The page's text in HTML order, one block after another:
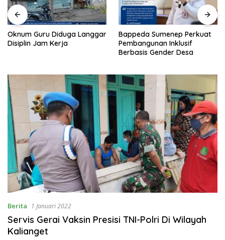
Oknum Guru Diduga Langgar
Disiplin Jam Kerja
Bappeda Sumenep Perkuat
Pembangunan Inklusif
Berbasis Gender Desa
Berita 1 Januari 2022
Servis Gerai Vaksin Presisi TNI-Polri Di Wilayah
Kalianget